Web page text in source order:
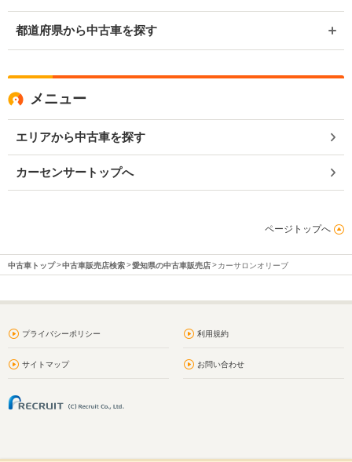
都道府県から中古車を探す
メニュー
エリアから中古車を探す
カーセンサートップへ
ページトップへ
中古車トップ 中古車販売店検索 愛知県の中古車販売店 カーサロンオリーブ
プライバシーポリシー 利用規約
サイトマップ お問い合わせ